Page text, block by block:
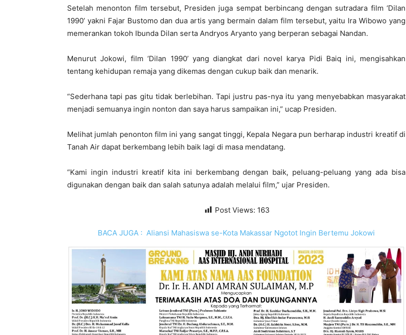
Setelah menonton film tersebut, Presiden juga sempat berbincang dengan sutradara film ‘Dilan
1990’ yakni Fajar Bustomo dan dua artis yang bermain dalam film tersebut, yaitu Ira Wibowo yang
memerankan tokoh Ibunda Dilan serta Andryos Aryanto yang berperan sebagai Nandan.
Menurut Jokowi, film ‘Dilan 1990’ yang diangkat dari novel karya Pidi Baiq ini, mengisahkan
tentang kehidupan remaja yang dikemas dengan cukup baik dan menarik.
“Sederhana tapi pas gitu tidak berlebihan. Tapi justru pas-nya itu yang menyebabkan masyarakat
menjadi semuanya ingin nonton dan saya harus sampaikan ini,” ucap Presiden.
Melihat jumlah penonton film ini yang sangat tinggi, Kepala Negara pun berharap industri kreatif di
Tanah Air dapat berkembang lebih baik lagi di masa mendatang.
“Kami ingin industri kreatif kita ini berkembang dengan baik, peluang-peluang yang ada bisa
digunakan dengan baik dan salah satunya adalah melalui film,” ujar Presiden.
Post Views: 163
BACA JUGA : Aliansi Mahasiswa se-Kota Makassar Ngotot Ingin Bertemu Jokowi